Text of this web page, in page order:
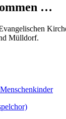
…
Mülldorf.